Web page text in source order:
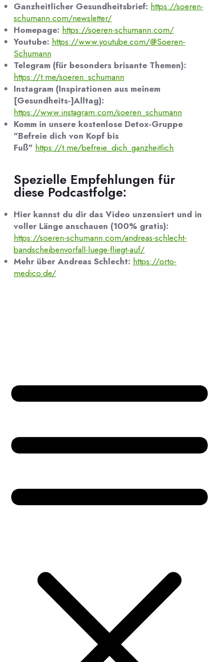
Ganzheitlicher Gesundheitsbrief: https://soeren-
schumann.com/newsletter/
Homepage: https://soeren-schumann.com/
Youtube: https://www.youtube.com/@Soeren-
Schumann
Telegram (für besonders brisante Themen):
https://t.me/soeren_schumann
Instagram (Inspirationen aus meinem
[Gesundheits-]Alltag):
https://www.instagram.com/soeren_schumann
Komm in unsere kostenlose Detox-Gruppe
"Befreie dich von Kopf bis
Fuß" https://t.me/befreie_dich_ganzheitlich
Spezielle Empfehlungen für
diese Podcastfolge:
Hier kannst du dir das Video unzensiert und in
voller Länge anschauen (100% gratis):
https://soeren-schumann.com/andreas-schlecht-
bandscheibenvorfall-luege-fliegt-auf/
Mehr über Andreas Schlecht: https://orto-
medico.de/